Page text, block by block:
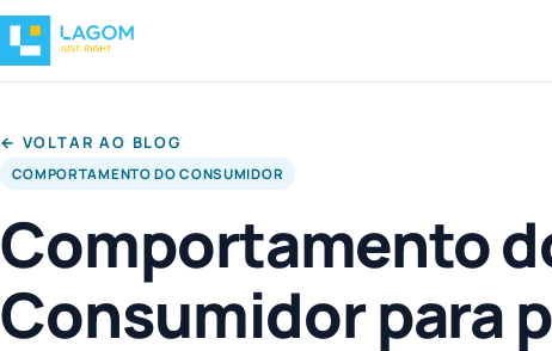
← VOLTAR AO BLOG
COMPORTAMENTO DO CONSUMIDOR
Comportamento
Consumidor para